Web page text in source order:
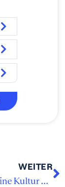
WEITER
Wir leben eine Kultur der Offenheit und Toleranz